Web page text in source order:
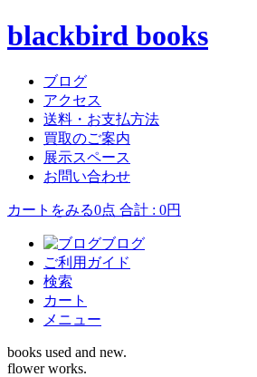
blackbird books
ブログ
アクセス
送料・お支払方法
買取のご案内
展示スペース
お問い合わせ
カートをみる0点 合計 : 0円
ブログ
ご利用ガイド
検索
カート
メニュー
books used and new.
flower works.